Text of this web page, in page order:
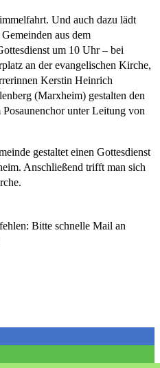
Und auch dazu lädt
aus dem
um 10 Uhr – bei
an der evangelischen Kirche,
Kerstin Heinrich
(Marxheim) gestalten den
unter Leitung von
gestaltet einen Gottesdienst
Anschließend trifft man sich
Bitte schnelle Mail an